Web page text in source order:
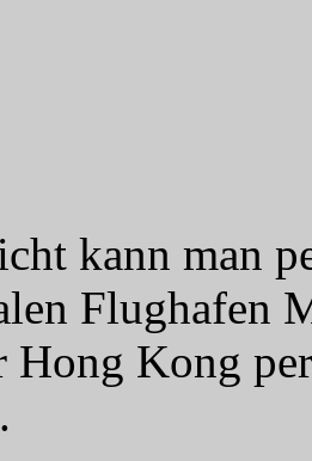
kann man
Flughafen
Hong Kong